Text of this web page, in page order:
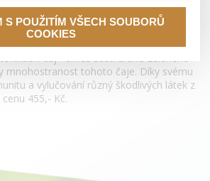
čaj Tianshi
čaj - směs šesti druhů zeleného
mnohostranost tohoto čaje. Díky svému
a vylučování různý škodlivých látek z
455,- Kč.
S POUŽITÍM VŠECH SOUBORŮ
COOKIES